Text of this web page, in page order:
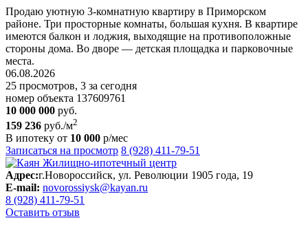
Продаю уютную 3-комнатную квартиру в Приморском
районе. Три просторные комнаты, большая кухня. В квартире
имеются балкон и лоджия, выходящие на противоположные
стороны дома. Во дворе — детская площадка и парковочные
места.
06.08.2026
25 просмотров, 3 за сегодня
номер объекта 137609761
10 000 000 руб.
159 236 руб./м2
В ипотеку от 10 000 р/мес
Записаться на просмотр 8 (928) 411-79-51
Адрес:г.Новороссийск, ул. Революции 1905 года, 19
E-mail: novorossiysk@kayan.ru
8 (928) 411-79-51
Оставить отзыв